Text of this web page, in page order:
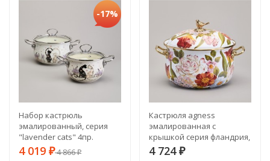
-17%
Набор кастрюль
эмалированный, серия
"lavender cats" 4пр.
2,0/2,8л диа.18/20см
4 019 ₽4 866₽
Кастрюля agness
эмалированная с
крышкой серия фландрия,
2,1л, диа.16см Agness (950-
4 724 ₽